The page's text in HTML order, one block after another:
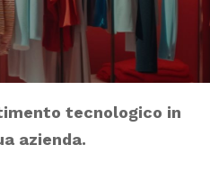
tecnologico in
azienda.